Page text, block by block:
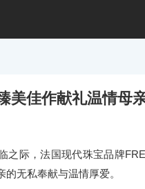
美佳作献礼温情母
之际，法国现代珠宝品牌
无私奉献与温情厚爱。